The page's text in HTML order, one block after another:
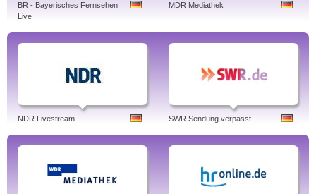
BR - Bayerisches Fernsehen
Live
MDR Mediathek
NDR Livestream SWR Sendung verpasst